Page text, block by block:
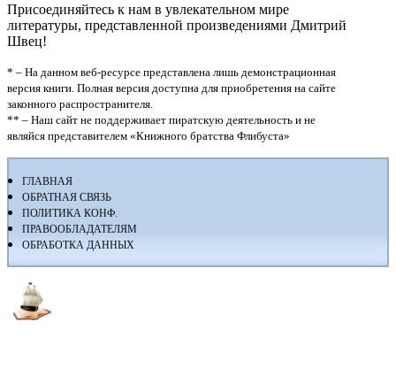
Присоединяйтесь к нам в увлекательном мире
литературы, представленной произведениями Дмитрий
Швец!
* – На данном веб-ресурсе представлена лишь демонстрационная
версия книги. Полная версия доступна для приобретения на сайте
законного распространителя.
** – Наш сайт не поддерживает пиратскую деятельность и не
являйся представителем «Книжного братства Флибуста»
ГЛАВНАЯ
ОБРАТНАЯ СВЯЗЬ
ПОЛИТИКА КОНФ.
ПРАВООБЛАДАТЕЛЯМ
ОБРАБОТКА ДАННЫХ